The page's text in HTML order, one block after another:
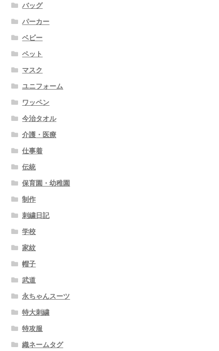
バッグ
パーカー
ベビー
ペット
マスク
ユニフォーム
ワッペン
今治タオル
介護・医療
仕事着
伝統
保育園・幼稚園
制作
刺繍日記
学校
家紋
帽子
武道
永ちゃんスーツ
特大刺繍
特攻服
織ネームタグ